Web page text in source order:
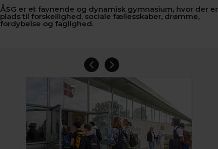
ÅSG er et favnende og dynamisk gymnasium, hvor der er
plads til forskellighed, sociale fællesskaber, drømme,
fordybelse og faglighed.